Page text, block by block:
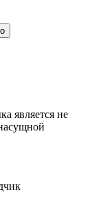
является не